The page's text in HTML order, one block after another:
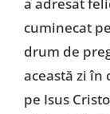
cuminecat
drum de
această zi
pe Isus